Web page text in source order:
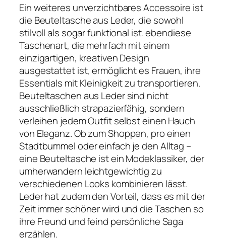
Ein weiteres unverzichtbares Accessoire ist
die Beuteltasche aus Leder, die sowohl
stilvoll als sogar funktional ist. ebendiese
Taschenart, die mehrfach mit einem
einzigartigen, kreativen Design
ausgestattet ist, ermöglicht es Frauen, ihre
Essentials mit Kleinigkeit zu transportieren.
Beuteltaschen aus Leder sind nicht
ausschließlich strapazierfähig, sondern
verleihen jedem Outfit selbst einen Hauch
von Eleganz. Ob zum Shoppen, pro einen
Stadtbummel oder einfach je den Alltag –
eine Beuteltasche ist ein Modeklassiker, der
umherwandern leichtgewichtig zu
verschiedenen Looks kombinieren lässt.
Leder hat zudem den Vorteil, dass es mit der
Zeit immer schöner wird und die Taschen so
ihre Freund und feind persönliche Saga
erzählen.